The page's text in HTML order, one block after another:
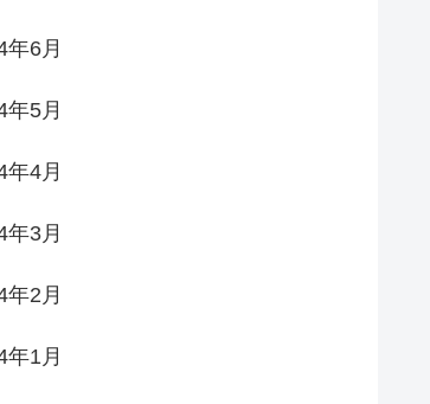
年6月
年5月
年4月
年3月
年2月
年1月